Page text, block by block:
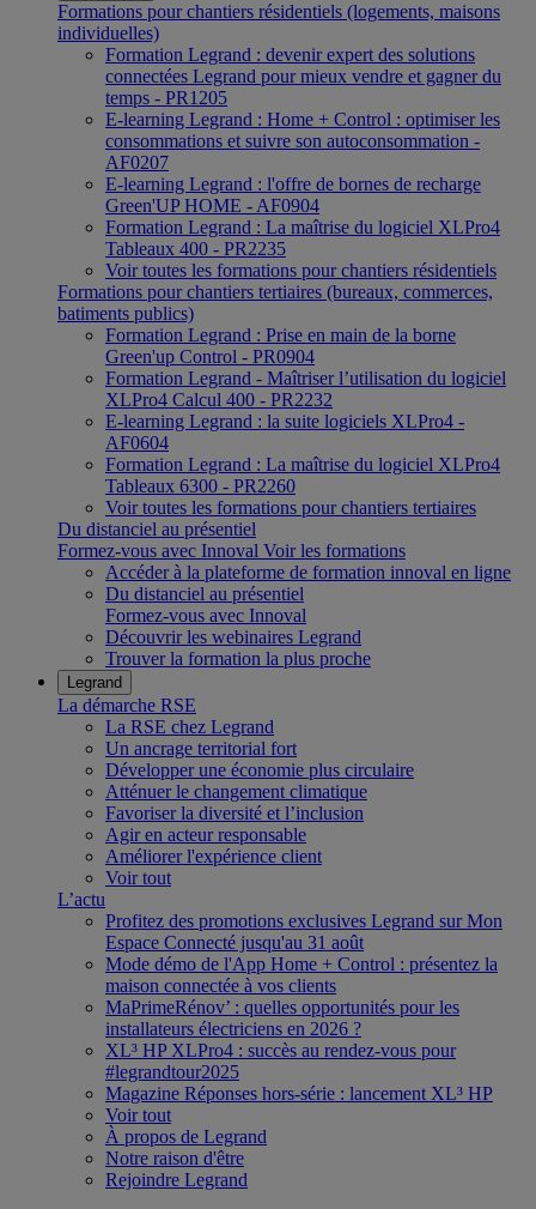
Formations pour chantiers résidentiels (logements, maisons
individuelles)
Formation Legrand : devenir expert des solutions
connectées Legrand pour mieux vendre et gagner du
temps - PR1205
E-learning Legrand : Home + Control : optimiser les
consommations et suivre son autoconsommation -
AF0207
E-learning Legrand : l'offre de bornes de recharge
Green'UP HOME - AF0904
Formation Legrand : La maîtrise du logiciel XLPro4
Tableaux 400 - PR2235
Voir toutes les formations pour chantiers résidentiels
Formations pour chantiers tertiaires (bureaux, commerces,
batiments publics)
Formation Legrand : Prise en main de la borne
Green'up Control - PR0904
Formation Legrand - Maîtriser l’utilisation du logiciel
XLPro4 Calcul 400 - PR2232
E-learning Legrand : la suite logiciels XLPro4 -
AF0604
Formation Legrand : La maîtrise du logiciel XLPro4
Tableaux 6300 - PR2260
Voir toutes les formations pour chantiers tertiaires
Du distanciel au présentiel
Formez-vous avec Innoval Voir les formations
Accéder à la plateforme de formation innoval en ligne
Du distanciel au présentiel
Formez-vous avec Innoval
Découvrir les webinaires Legrand
Trouver la formation la plus proche
Legrand
La démarche RSE
La RSE chez Legrand
Un ancrage territorial fort
Développer une économie plus circulaire
Atténuer le changement climatique
Favoriser la diversité et l’inclusion
Agir en acteur responsable
Améliorer l'expérience client
Voir tout
L’actu
Profitez des promotions exclusives Legrand sur Mon
Espace Connecté jusqu'au 31 août
Mode démo de l'App Home + Control : présentez la
maison connectée à vos clients
MaPrimeRénov’ : quelles opportunités pour les
installateurs électriciens en 2026 ?
XL³ HP XLPro4 : succès au rendez-vous pour
#legrandtour2025
Magazine Réponses hors-série : lancement XL³ HP
Voir tout
À propos de Legrand
Notre raison d'être
Rejoindre Legrand